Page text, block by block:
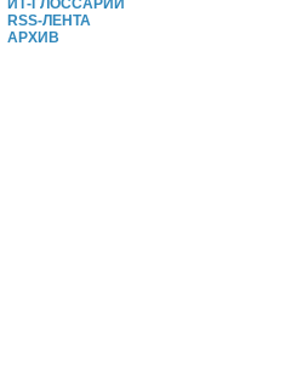
ИТ-ГЛОССАРИЙ
RSS-ЛЕНТА
АРХИВ